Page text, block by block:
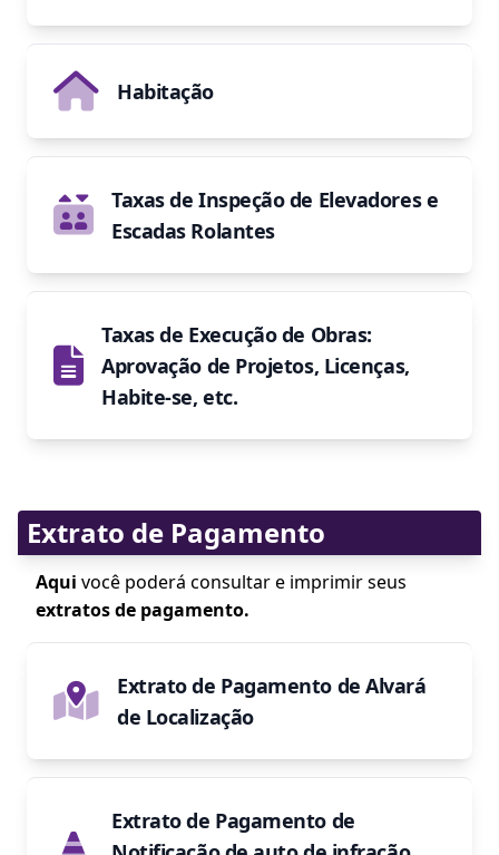
Habitação
Taxas de Inspeção de Elevadores e
Escadas Rolantes
Taxas de Execução de Obras:
Aprovação de Projetos, Licenças,
Habite-se, etc.
Extrato de Pagamento
Aqui você poderá consultar e imprimir seus
extratos de pagamento.
Extrato de Pagamento de Alvará
de Localização
Extrato de Pagamento de